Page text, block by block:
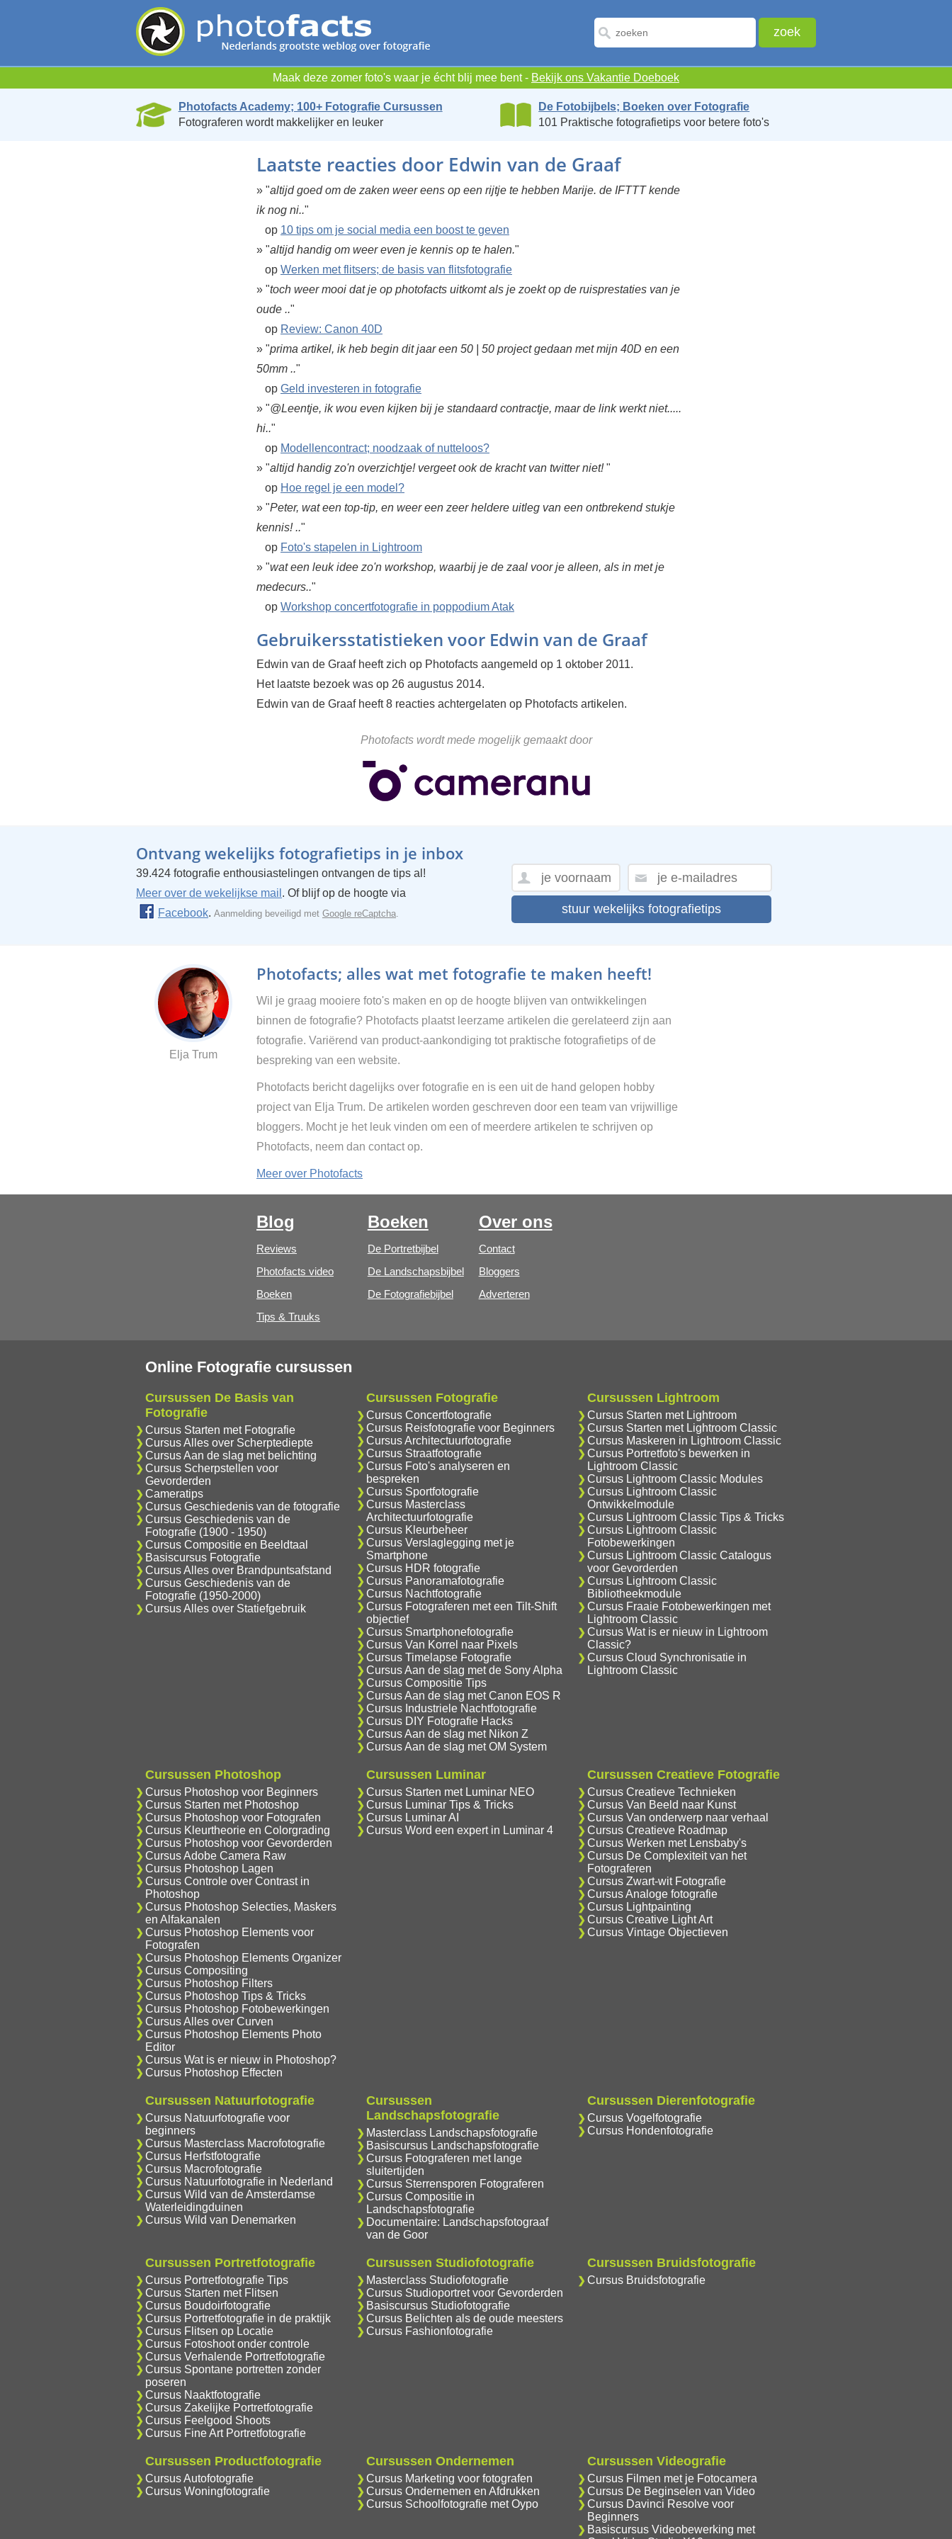
Maak deze zomer foto's waar je écht blij mee bent - Bekijk ons Vakantie Doeboek
Photofacts Academy; 100+ Fotografie Cursussen
Fotograferen wordt makkelijker en leuker
De Fotobijbels; Boeken over Fotografie
101 Praktische fotografietips voor betere foto's
Laatste reacties door Edwin van de Graaf
» "altijd goed om de zaken weer eens op een rijtje te hebben Marije. de IFTTT kende
ik nog ni.."
op 10 tips om je social media een boost te geven
» "altijd handig om weer even je kennis op te halen."
op Werken met flitsers; de basis van flitsfotografie
» "toch weer mooi dat je op photofacts uitkomt als je zoekt op de ruisprestaties van je
oude .."
op Review: Canon 40D
» "prima artikel, ik heb begin dit jaar een 50 | 50 project gedaan met mijn 40D en een
50mm .."
op Geld investeren in fotografie
» "@Leentje, ik wou even kijken bij je standaard contractje, maar de link werkt niet.....
hi.."
op Modellencontract; noodzaak of nutteloos?
» "altijd handig zo'n overzichtje! vergeet ook de kracht van twitter niet!"
op Hoe regel je een model?
» "Peter, wat een top-tip, en weer een zeer heldere uitleg van een ontbrekend stukje
kennis! .."
op Foto's stapelen in Lightroom
» "wat een leuk idee zo'n workshop, waarbij je de zaal voor je alleen, als in met je
medecurs.."
op Workshop concertfotografie in poppodium Atak
Gebruikersstatistieken voor Edwin van de Graaf
Edwin van de Graaf heeft zich op Photofacts aangemeld op 1 oktober 2011.
Het laatste bezoek was op 26 augustus 2014.
Edwin van de Graaf heeft 8 reacties achtergelaten op Photofacts artikelen.
Photofacts wordt mede mogelijk gemaakt door
Ontvang wekelijks fotografietips in je inbox
39.424 fotografie enthousiastelingen ontvangen de tips al!
Meer over de wekelijkse mail . Of blijf op de hoogte via
Facebook. Aanmelding beveiligd met Google reCaptcha. stuur wekelijks fotografietips
Elja Trum
Photofacts; alles wat met fotografie te maken heeft!
Wil je graag mooiere foto's maken en op de hoogte blijven van ontwikkelingen
binnen de fotografie? Photofacts plaatst leerzame artikelen die gerelateerd zijn aan
fotografie. Variërend van product-aankondiging tot praktische fotografietips of de
bespreking van een website.
Photofacts bericht dagelijks over fotografie en is een uit de hand gelopen hobby
project van Elja Trum. De artikelen worden geschreven door een team van vrijwillige
bloggers. Mocht je het leuk vinden om een of meerdere artikelen te schrijven op
Photofacts, neem dan contact op.
Meer over Photofacts
Blog
Reviews
Photofacts video
Boeken
Tips & Truuks
Boeken
De Portretbijbel
De Landschapsbijbel
De Fotografiebijbel
Over ons
Contact
Bloggers
Adverteren
Online Fotografie cursussen
Cursussen De Basis van
Fotografie
Cursus Starten met Fotografie
Cursus Alles over Scherptediepte
Cursus Aan de slag met belichting
Cursus Scherpstellen voor
Gevorderden
Cameratips
Cursus Geschiedenis van de fotografie
Cursus Geschiedenis van de
Fotografie (1900 - 1950)
Cursus Compositie en Beeldtaal
Basiscursus Fotografie
Cursus Alles over Brandpuntsafstand
Cursus Geschiedenis van de
Fotografie (1950-2000)
Cursus Alles over Statiefgebruik
Cursussen Fotografie
Cursus Concertfotografie
Cursus Reisfotografie voor Beginners
Cursus Architectuurfotografie
Cursus Straatfotografie
Cursus Foto's analyseren en
bespreken
Cursus Sportfotografie
Cursus Masterclass
Architectuurfotografie
Cursus Kleurbeheer
Cursus Verslaglegging met je
Smartphone
Cursus HDR fotografie
Cursus Panoramafotografie
Cursus Nachtfotografie
Cursus Fotograferen met een Tilt-Shift
objectief
Cursus Smartphonefotografie
Cursus Van Korrel naar Pixels
Cursus Timelapse Fotografie
Cursus Aan de slag met de Sony Alpha
Cursus Compositie Tips
Cursus Aan de slag met Canon EOS R
Cursus Industriele Nachtfotografie
Cursus DIY Fotografie Hacks
Cursus Aan de slag met Nikon Z
Cursus Aan de slag met OM System
Cursussen Lightroom
Cursus Starten met Lightroom
Cursus Starten met Lightroom Classic
Cursus Maskeren in Lightroom Classic
Cursus Portretfoto's bewerken in
Lightroom Classic
Cursus Lightroom Classic Modules
Cursus Lightroom Classic
Ontwikkelmodule
Cursus Lightroom Classic Tips & Tricks
Cursus Lightroom Classic
Fotobewerkingen
Cursus Lightroom Classic Catalogus
voor Gevorderden
Cursus Lightroom Classic
Bibliotheekmodule
Cursus Fraaie Fotobewerkingen met
Lightroom Classic
Cursus Wat is er nieuw in Lightroom
Classic?
Cursus Cloud Synchronisatie in
Lightroom Classic
Cursussen Photoshop
Cursus Photoshop voor Beginners
Cursus Starten met Photoshop
Cursus Photoshop voor Fotografen
Cursus Kleurtheorie en Colorgrading
Cursus Photoshop voor Gevorderden
Cursus Adobe Camera Raw
Cursus Photoshop Lagen
Cursus Controle over Contrast in
Photoshop
Cursus Photoshop Selecties, Maskers
en Alfakanalen
Cursus Photoshop Elements voor
Fotografen
Cursus Photoshop Elements Organizer
Cursus Compositing
Cursus Photoshop Filters
Cursus Photoshop Tips & Tricks
Cursus Photoshop Fotobewerkingen
Cursus Alles over Curven
Cursus Photoshop Elements Photo
Editor
Cursus Wat is er nieuw in Photoshop?
Cursus Photoshop Effecten
Cursussen Luminar
Cursus Starten met Luminar NEO
Cursus Luminar Tips & Tricks
Cursus Luminar AI
Cursus Word een expert in Luminar 4
Cursussen Creatieve Fotografie
Cursus Creatieve Technieken
Cursus Van Beeld naar Kunst
Cursus Van onderwerp naar verhaal
Cursus Creatieve Roadmap
Cursus Werken met Lensbaby's
Cursus De Complexiteit van het
Fotograferen
Cursus Zwart-wit Fotografie
Cursus Analoge fotografie
Cursus Lightpainting
Cursus Creative Light Art
Cursus Vintage Objectieven
Cursussen Natuurfotografie
Cursus Natuurfotografie voor
beginners
Cursus Masterclass Macrofotografie
Cursus Herfstfotografie
Cursus Macrofotografie
Cursus Natuurfotografie in Nederland
Cursus Wild van de Amsterdamse
Waterleidingduinen
Cursus Wild van Denemarken
Cursussen
Landschapsfotografie
Masterclass Landschapsfotografie
Basiscursus Landschapsfotografie
Cursus Fotograferen met lange
sluitertijden
Cursus Sterrensporen Fotograferen
Cursus Compositie in
Landschapsfotografie
Documentaire: Landschapsfotograaf
van de Goor
Cursussen Dierenfotografie
Cursus Vogelfotografie
Cursus Hondenfotografie
Cursussen Portretfotografie
Cursus Portretfotografie Tips
Cursus Starten met Flitsen
Cursus Boudoirfotografie
Cursus Portretfotografie in de praktijk
Cursus Flitsen op Locatie
Cursus Fotoshoot onder controle
Cursus Verhalende Portretfotografie
Cursus Spontane portretten zonder
poseren
Cursus Naaktfotografie
Cursus Zakelijke Portretfotografie
Cursus Feelgood Shoots
Cursus Fine Art Portretfotografie
Cursussen Studiofotografie
Masterclass Studiofotografie
Cursus Studioportret voor Gevorderden
Basiscursus Studiofotografie
Cursus Belichten als de oude meesters
Cursus Fashionfotografie
Cursussen Bruidsfotografie
Cursus Bruidsfotografie
Cursussen Productfotografie
Cursus Autofotografie
Cursus Woningfotografie
Cursussen Ondernemen
Cursus Marketing voor fotografen
Cursus Ondernemen en Afdrukken
Cursus Schoolfotografie met Oypo
Cursussen Videografie
Cursus Filmen met je Fotocamera
Cursus De Beginselen van Video
Cursus Davinci Resolve voor
Beginners
Basiscursus Videobewerking met